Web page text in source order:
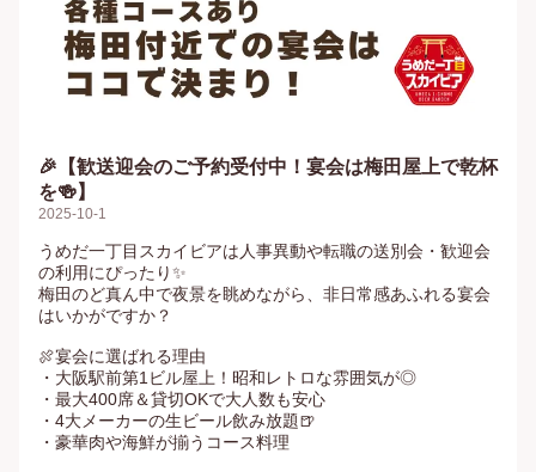
🎉【歓送迎会のご予約受付中！宴会は梅田屋上で乾杯
を🍻】
2025-10-1
うめだ一丁目スカイビアは人事異動や転職の送別会・歓迎会
の利用にぴったり✨
梅田のど真ん中で夜景を眺めながら、非日常感あふれる宴会
はいかがですか？
🍖宴会に選ばれる理由
・大阪駅前第1ビル屋上！昭和レトロな雰囲気が◎
・最大400席＆貸切OKで大人数も安心
・4大メーカーの生ビール飲み放題🍺
・豪華肉や海鮮が揃うコース料理